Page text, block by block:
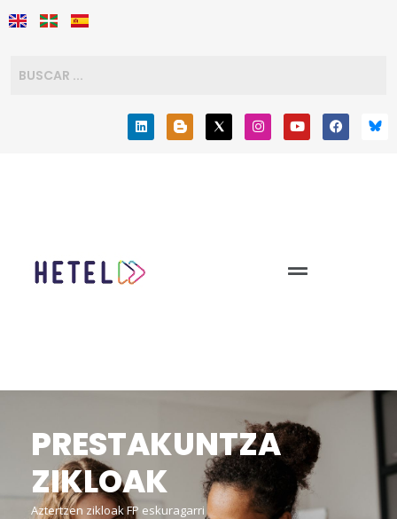
PRESTAKUNTZA
ZIKLOAK
Aztertzen zikloak FP eskuragarri